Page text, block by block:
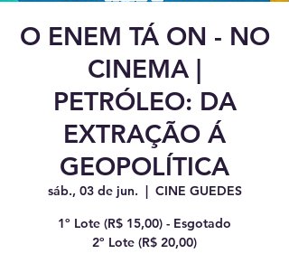
O ENEM TÁ ON - NO
CINEMA |
PETRÓLEO: DA
EXTRAÇÃO Á
GEOPOLÍTICA
sáb., 03 de jun.
  |
CINE GUEDES
1º Lote (R$ 15,00) - Esgotado